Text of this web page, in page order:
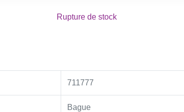
Rupture de stock
711777
Bague